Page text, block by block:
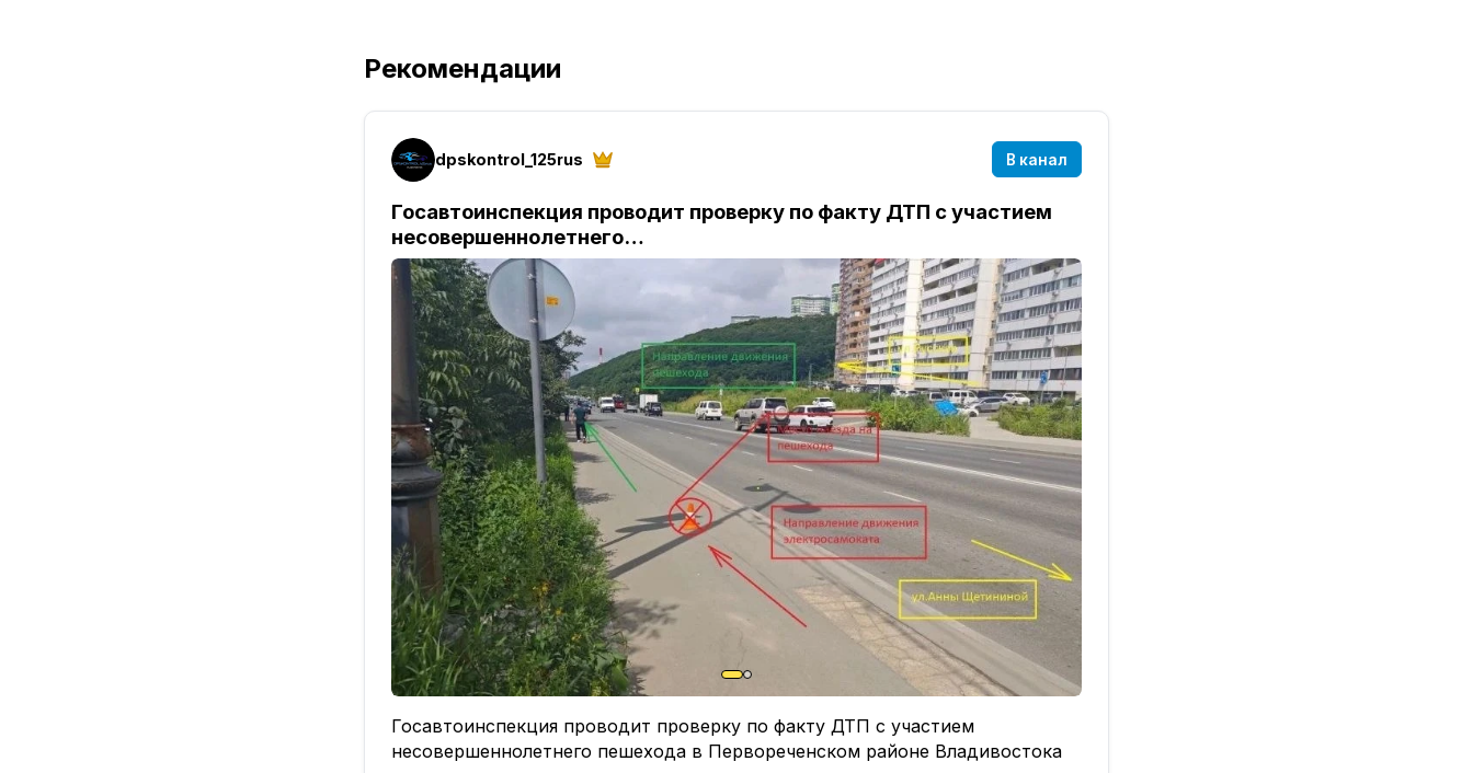
Рекомендации
dpskontrol_125rus В канал
Госавтоинспекция проводит проверку по факту ДТП с участием
несовершеннолетнего…
Госавтоинспекция проводит проверку по факту ДТП с участием
несовершеннолетнего пешехода в Первореченском районе Владивостока